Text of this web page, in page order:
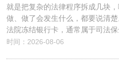
就是把复杂的法律程序拆成几块
做、做了会发生什么，都要说清
法院冻结银行卡，通常属于司法
时间：2026-08-06